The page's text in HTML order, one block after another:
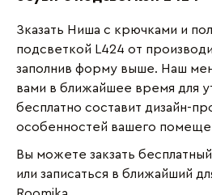
Зказать Ниша с крючками и
подсветкой L424 от
заполнив форму выше. Наш
вами в ближайшее время для
бесплатно составит дизайн-
особенностей вашего
Вы можете закзать
или записаться в ближайший